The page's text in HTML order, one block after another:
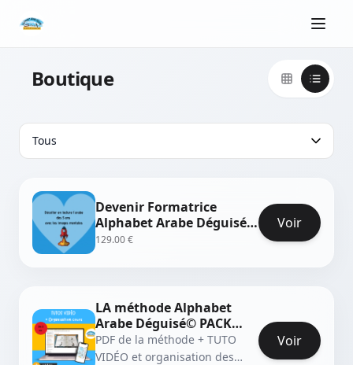
Boutique
Devenir Formatrice
Alphabet Arabe Déguisé©
Attestation PRO +
imprimable
129.00 €
Voir
LA méthode Alphabet
Arabe Déguisé© PACK
COMPLET
PDF de la méthode + TUTO
VIDÉO et organisation des
Voir